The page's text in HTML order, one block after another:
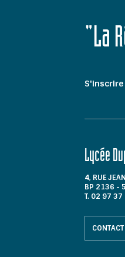
"La
S'inscrire
Lycée
4, RUE
BP 2136 -
T. 02 97
CONTACT